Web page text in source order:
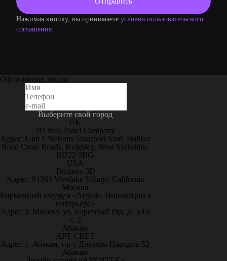
Нажимая кнопку, вы принимаете условия пользовательского
соглашения
Оформление заказа
Выберите свой город
UK
3D Wall Panel Company
Адрес: Unit 1 Nelsons Transport Yard, Halifax
Road Cross Roads, Keighley, West Yorkshire,
BD22 9BG
USA
Textures-3D
Адрес: 91361 Westlake Village, California
Москва
шоурум «Artpole. Инновации в
интерьере»
Адрес: г. Москва, ул. Каретный Ряд, д. 5/10
с. 2
Абакан
АРТ СВЕТ
Адрес: г. Абакан, пр-т Дружбы Народов 52
Абакан